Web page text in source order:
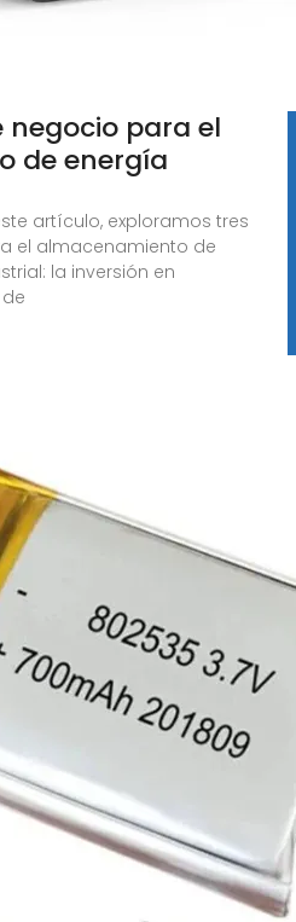
negocio para el
de energía
artículo, exploramos tres
el almacenamiento de
la inversión en